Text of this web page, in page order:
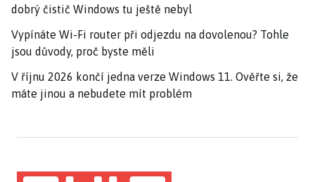
dobrý čistič Windows tu ještě nebyl
Vypínáte Wi-Fi router při odjezdu na dovolenou? Tohle
jsou důvody, proč byste měli
V říjnu 2026 končí jedna verze Windows 11. Ověřte si, že
máte jinou a nebudete mít problém